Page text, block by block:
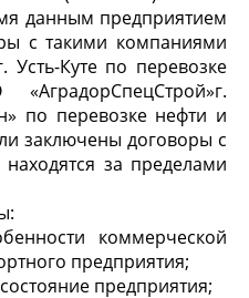
данным предприятием
с такими компаниями
Куте по перевозке
по перевозке нефти и
заключены договоры с
за пределами
коммерческой
предприятия;
предприятия;